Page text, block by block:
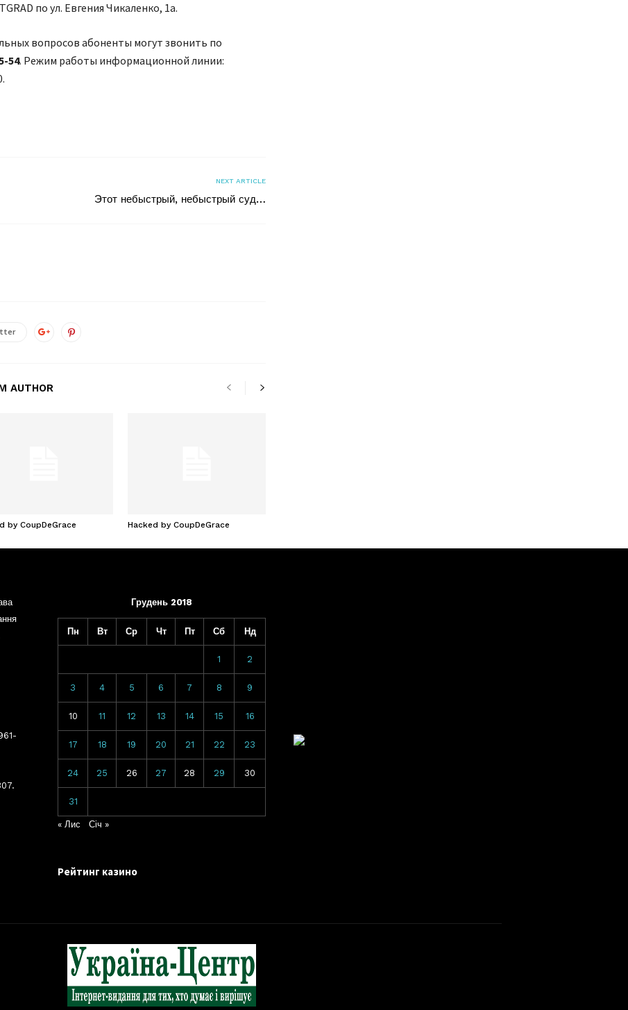
по ул. Евгения Чикаленко, 1а.
вопросов абоненты могут звонить по
54. Режим работы информационной линии:
NEXT ARTICLE
Этот небыстрый, небыстрый суд…
AUTHOR
by CoupDeGrace Hacked by CoupDeGrace
Грудень 2018
Пн Вт Ср Чт Пт Сб Нд
1 2
3 4 5 6 7 8 9
10 11 12 13 14 15 16
17 18 19 20 21 22 23
24 25 26 27 28 29 30
31
« Лис Січ »
Рейтинг казино